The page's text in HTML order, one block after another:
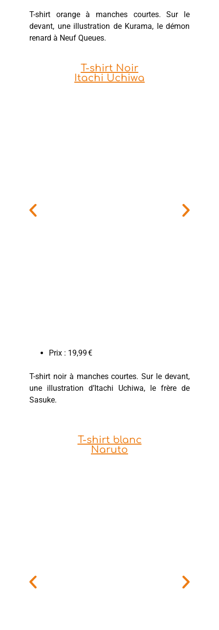
T-shirt orange à manches courtes. Sur le
devant, une illustration de Kurama, le démon
renard à Neuf Queues.
T-shirt Noir
Itachi Uchiwa
Prix : 19,99 €
T-shirt noir à manches courtes. Sur le devant,
une illustration d’Itachi Uchiwa, le frère de
Sasuke.
T-shirt blanc
Naruto